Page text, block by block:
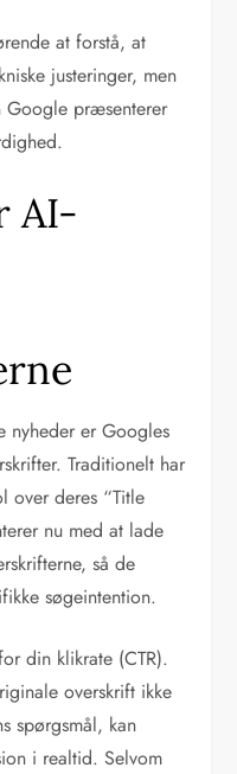
at forstå, at
justeringer, men
Google præsenterer
AI-
nyheder er Googles
Traditionelt har
over deres “Title
nu med at lade
så de
søgeintention.
din klikrate (CTR).
overskrift ikke
spørgsmål, kan
i realtid. Selvom